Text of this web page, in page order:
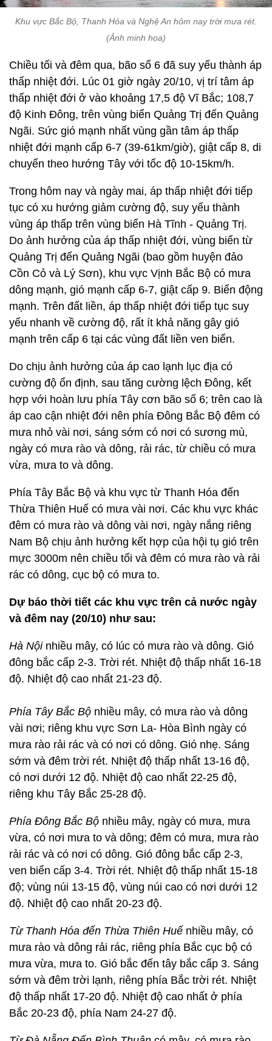
Khu vực Bắc Bộ, Thanh Hóa và Nghệ An hôm nay trời mưa rét.
(Ảnh minh họa)
Chiều tối và đêm qua, bão số 6 đã suy yếu thành áp
thấp nhiệt đới. Lúc 01 giờ ngày 20/10, vị trí tâm áp
thấp nhiệt đới ở vào khoảng 17,5 độ Vĩ Bắc; 108,7
độ Kinh Đông, trên vùng biển Quảng Trị đến Quảng
Ngãi. Sức gió mạnh nhất vùng gần tâm áp thấp
nhiệt đới mạnh cấp 6-7 (39-61km/giờ), giật cấp 8, di
chuyển theo hướng Tây với tốc độ 10-15km/h.
Trong hôm nay và ngày mai, áp thấp nhiệt đới tiếp
tục có xu hướng giảm cường độ, suy yếu thành
vùng áp thấp trên vùng biển Hà Tĩnh - Quảng Trị.
Do ảnh hưởng của áp thấp nhiệt đới, vùng biển từ
Quảng Trị đến Quảng Ngãi (bao gồm huyện đảo
Cồn Cỏ và Lý Sơn), khu vực Vịnh Bắc Bộ có mưa
dông mạnh, gió mạnh cấp 6-7, giật cấp 9. Biển động
mạnh. Trên đất liền, áp thấp nhiệt đới tiếp tục suy
yếu nhanh về cường độ, rất ít khả năng gây gió
mạnh trên cấp 6 tại các vùng đất liền ven biển.
Do chịu ảnh hưởng của áp cao lạnh lục địa có
cường độ ổn định, sau tăng cường lệch Đông, kết
hợp với hoàn lưu phía Tây cơn bão số 6; trên cao là
áp cao cận nhiệt đới nên phía Đông Bắc Bộ đêm có
mưa nhỏ vài nơi, sáng sớm có nơi có sương mù,
ngày có mưa rào và dông, rải rác, từ chiều có mưa
vừa, mưa to và dông.
Phía Tây Bắc Bộ và khu vực từ Thanh Hóa đến
Thừa Thiên Huế có mưa vài nơi. Các khu vực khác
đêm có mưa rào và dông vài nơi, ngày nắng riêng
Nam Bộ chịu ảnh hưởng kết hợp của hội tụ gió trên
mực 3000m nên chiều tối và đêm có mưa rào và rải
rác có dông, cục bộ có mưa to.
Dự báo thời tiết các khu vực trên cả nước ngày
và đêm nay (20/10) như sau:
Hà Nộinhiều mây, có lúc có mưa rào và dông. Gió
đông bắc cấp 2-3. Trời rét. Nhiệt độ thấp nhất 16-18
độ. Nhiệt độ cao nhất 21-23 độ.
Phía Tây Bắc Bộ nhiều mây, có mưa rào và dông
vài nơi; riêng khu vực Sơn La- Hòa Bình ngày có
mưa rào rải rác và có nơi có dông. Gió nhẹ. Sáng
sớm và đêm trời rét. Nhiệt độ thấp nhất 13-16 độ,
có nơi dưới 12 độ. Nhiệt độ cao nhất 22-25 độ,
riêng khu Tây Bắc 25-28 độ.
Phía Đông Bắc Bộ nhiều mây, ngày có mưa, mưa
vừa, có nơi mưa to và dông; đêm có mưa, mưa rào
rải rác và có nơi có dông. Gió đông bắc cấp 2-3,
ven biển cấp 3-4. Trời rét. Nhiệt độ thấp nhất 15-18
độ; vùng núi 13-15 độ, vùng núi cao có nơi dưới 12
độ. Nhiệt độ cao nhất 20-23 độ.
Từ Thanh Hóa đến Thừa Thiên Huế nhiều mây, có
mưa rào và dông rải rác, riêng phía Bắc cục bộ có
mưa vừa, mưa to. Gió bắc đến tây bắc cấp 3. Sáng
sớm và đêm trời lạnh, riêng phía Bắc trời rét. Nhiệt
độ thấp nhất 17-20 độ. Nhiệt độ cao nhất ở phía
Bắc 20-23 độ, phía Nam 24-27 độ.